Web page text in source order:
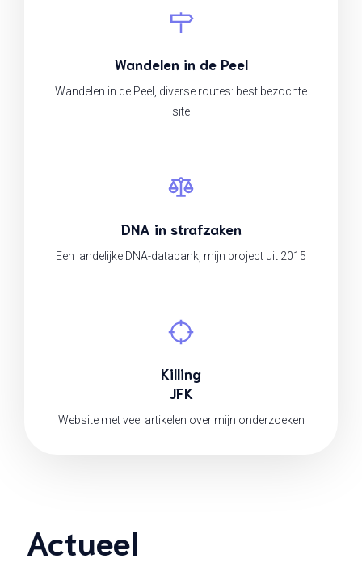
Wandelen in de Peel
Wandelen in de Peel, diverse routes: best bezochte
site
DNA in strafzaken
Een landelijke DNA-databank, mijn project uit 2015
Killing
JFK
Website met veel artikelen over mijn onderzoeken
Actueel